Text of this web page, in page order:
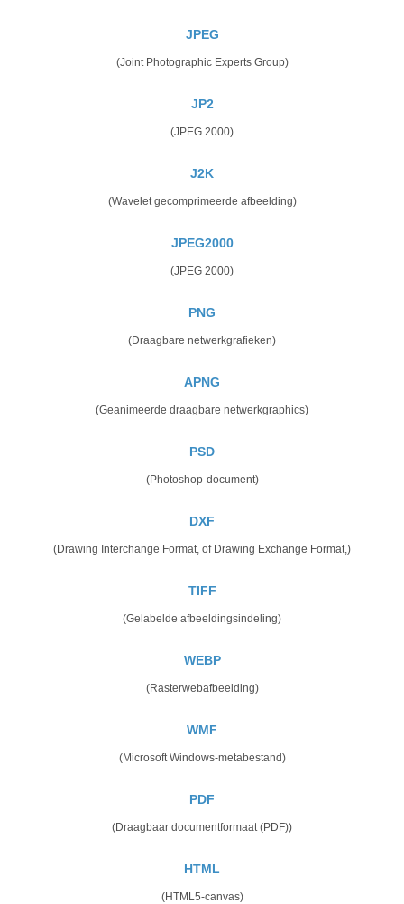
JPEG
(Joint Photographic Experts Group)
JP2
(JPEG 2000)
J2K
(Wavelet gecomprimeerde afbeelding)
JPEG2000
(JPEG 2000)
PNG
(Draagbare netwerkgrafieken)
APNG
(Geanimeerde draagbare netwerkgraphics)
PSD
(Photoshop-document)
DXF
(Drawing Interchange Format, of Drawing Exchange Format,)
TIFF
(Gelabelde afbeeldingsindeling)
WEBP
(Rasterwebafbeelding)
WMF
(Microsoft Windows-metabestand)
PDF
(Draagbaar documentformaat (PDF))
HTML
(HTML5-canvas)